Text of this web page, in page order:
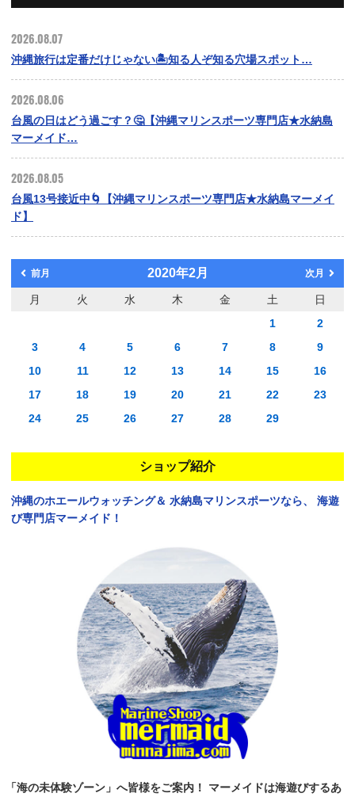
2026.08.07
沖縄旅行は定番だけじゃない🏝️知る人ぞ知る穴場スポット…
2026.08.06
台風の日はどう過ごす？🤔【沖縄マリンスポーツ専門店★水納島
マーメイド…
2026.08.05
台風13号接近中🌀【沖縄マリンスポーツ専門店★水納島マーメイ
ド】
前月 2020年2月 次月
月 火 水 木 金 土
日
1
2
3
4 5 6 7 8
9
10
11 12 13 14 15
16
17
18 19 20 21 22
23
24
25 26 27 28 29
ショップ紹介
沖縄のホエールウォッチング＆ 水納島マリンスポーツなら、
海遊
び専門店マーメイド！
「海の未体験ゾーン」へ皆様をご案内！
マーメイドは海遊びするあ